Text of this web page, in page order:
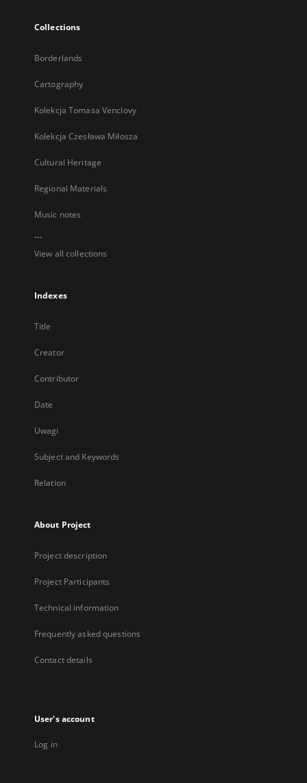
Collections
Borderlands
Cartography
Kolekcja Tomasa Venclovy
Kolekcja Czesława Miłosza
Cultural Heritage
Regional Materials
Music notes
...
View all collections
Indexes
Title
Creator
Contributor
Date
Uwagi
Subject and Keywords
Relation
About Project
Project description
Project Participants
Technical information
Frequently asked questions
Contact details
User's account
Log in